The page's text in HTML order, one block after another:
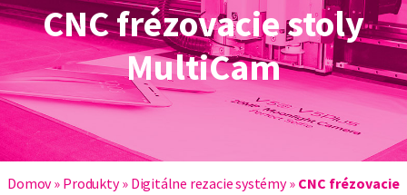
CNC frézovacie stoly
MultiCam
Domov» Produkty» Digitálne rezacie systémy» CNC frézovacie